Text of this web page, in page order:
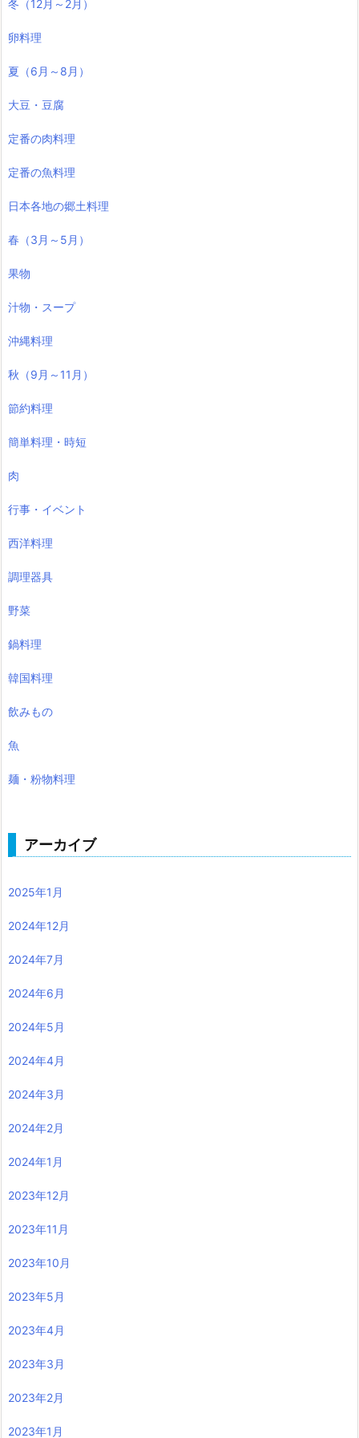
冬（12月～2月）
卵料理
夏（6月～8月）
大豆・豆腐
定番の肉料理
定番の魚料理
日本各地の郷土料理
春（3月～5月）
果物
汁物・スープ
沖縄料理
秋（9月～11月）
節約料理
簡単料理・時短
肉
行事・イベント
西洋料理
調理器具
野菜
鍋料理
韓国料理
飲みもの
魚
麺・粉物料理
アーカイブ
2025年1月
2024年12月
2024年7月
2024年6月
2024年5月
2024年4月
2024年3月
2024年2月
2024年1月
2023年12月
2023年11月
2023年10月
2023年5月
2023年4月
2023年3月
2023年2月
2023年1月